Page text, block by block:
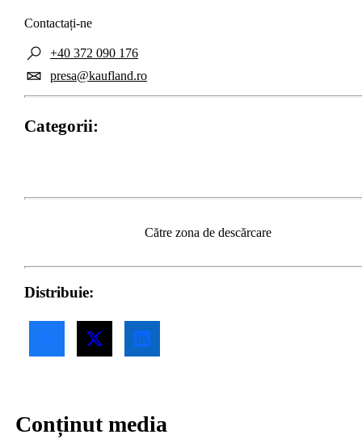
Contactați-ne
+40 372 090 176
presa@kaufland.ro
Categorii:
Către zona de descărcare
Distribuie:
Conținut media